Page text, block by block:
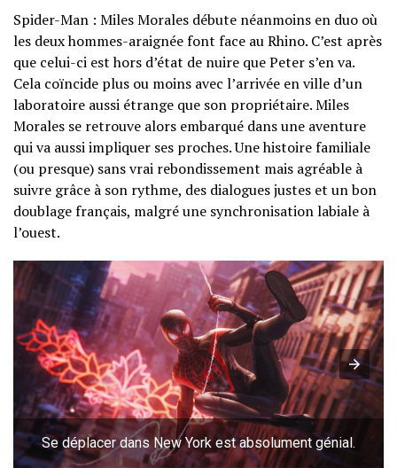
Spider-Man : Miles Morales débute néanmoins en duo où
les deux hommes-araignée font face au Rhino. C’est après
que celui-ci est hors d’état de nuire que Peter s’en va.
Cela coïncide plus ou moins avec l’arrivée en ville d’un
laboratoire aussi étrange que son propriétaire. Miles
Morales se retrouve alors embarqué dans une aventure
qui va aussi impliquer ses proches. Une histoire familiale
(ou presque) sans vrai rebondissement mais agréable à
suivre grâce à son rythme, des dialogues justes et un bon
doublage français, malgré une synchronisation labiale à
l’ouest.
Se déplacer dans New York est absolument génial.